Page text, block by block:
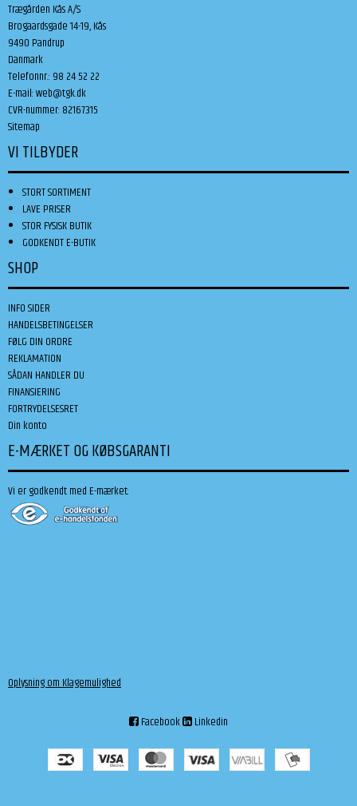
Trægården Kås A/S
Brogaardsgade 14-19, Kås
9490 Pandrup
Danmark
Telefonnr.: 98 24 52 22
E-mail:web@tgk.dk
CVR-nummer: 82167315
Sitemap
VI TILBYDER
STORT SORTIMENT
LAVE PRISER
STOR FYSISK BUTIK
GODKENDT E-BUTIK
SHOP
INFO SIDER
HANDELSBETINGELSER
FØLG DIN ORDRE
REKLAMATION
SÅDAN HANDLER DU
FINANSIERING
FORTRYDELSESRET
Din konto
E-MÆRKET OG KØBSGARANTI
Vi er godkendt med E-mærket:
Oplysning om Klagemulighed
Facebook Linkedin